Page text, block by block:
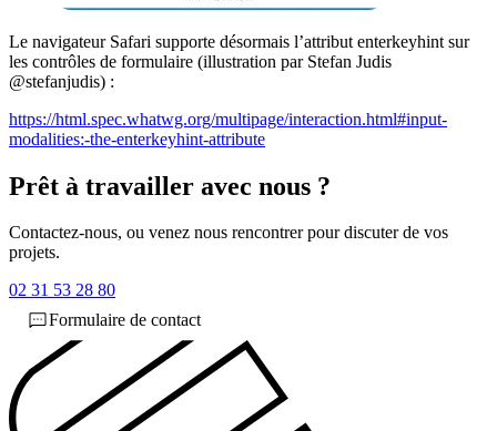
Le navigateur Safari supporte désormais l’attribut enterkeyhint sur
les contrôles de formulaire (illustration par Stefan Judis
@stefanjudis) :
https://html.spec.whatwg.org/multipage/interaction.html#input-
modalities:-the-enterkeyhint-attribute
Prêt à travailler avec nous ?
Contactez-nous, ou venez nous rencontrer pour discuter de vos
projets.
02 31 53 28 80
Formulaire de contact